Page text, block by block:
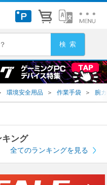
環境安全用品 ＞ 作業手袋 ＞ 腕
キング
全てのランキングを見る